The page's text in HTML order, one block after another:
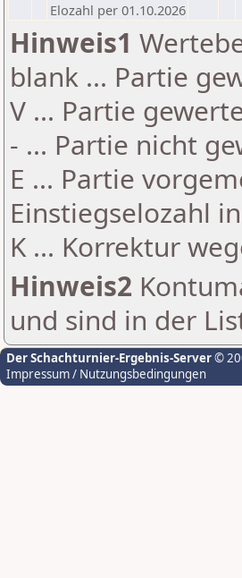
Elozahl per 01.10.2026
Hinweis1
blank ... Partie
V ... Partie
- ... Partie nicht
E ... Partie
Einstiegselozahl
K ... Korrektur
Hinweis2
und sind in der
Der Schachturnier-Ergebnis-Server©
Impressum / Nutzungsbedingungen